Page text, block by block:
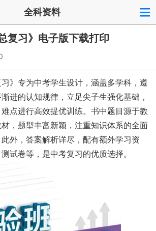
全科资料
复习》电子版下载打印
习》专为中考学生设计，涵盖多学科，遵
进的认知规律，立足尖子生强化基础，
点进行高效提优训练。书中题目源于教
，题型丰富新颖，注重知识体系的全面
外，答案解析详尽，配有额外学习资
试卷等，是中考复习的优质选择。